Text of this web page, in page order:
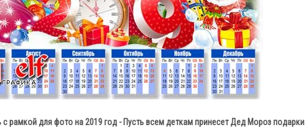
с рамкой для фото на 2019 год - Пусть всем деткам принесет Дед Мороз подарки